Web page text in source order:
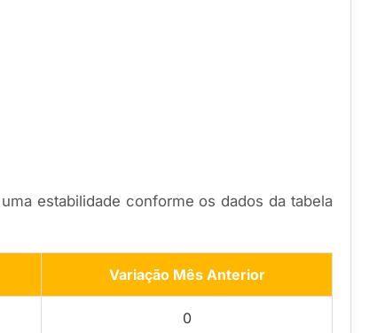
estabilidade conforme os dados da tabela
Variação Mês Anterior
0